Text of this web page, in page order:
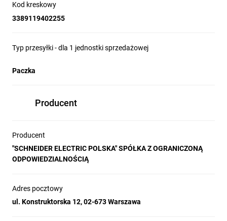
Kod kreskowy
3389119402255
Typ przesyłki - dla 1 jednostki sprzedażowej
Paczka
Producent
Producent
"SCHNEIDER ELECTRIC POLSKA" SPÓŁKA Z OGRANICZONĄ
ODPOWIEDZIALNOŚCIĄ
Adres pocztowy
ul. Konstruktorska 12, 02-673 Warszawa